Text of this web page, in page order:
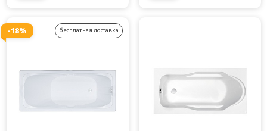
-18% бесплатная доставка